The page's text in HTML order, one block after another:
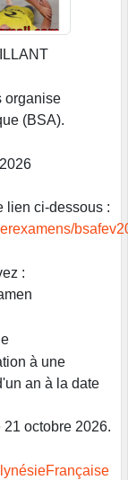
organise
(BSA).
lien ci-dessous :
:
à une
an à la date
octobre 2026.